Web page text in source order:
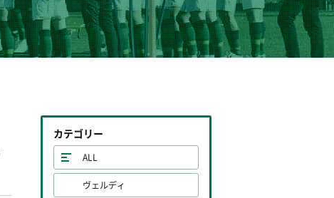
カテゴリー
ALL
ヴェルディ